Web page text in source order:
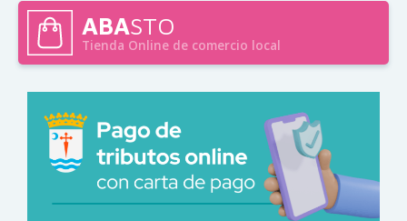
ABASTO
Tienda Online de comercio local